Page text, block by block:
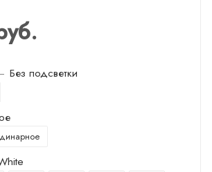
Без подсветки